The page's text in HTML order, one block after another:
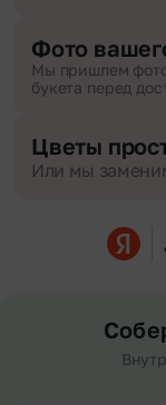
Фото
Мы пришлем
букета перед
Цветы
Или мы